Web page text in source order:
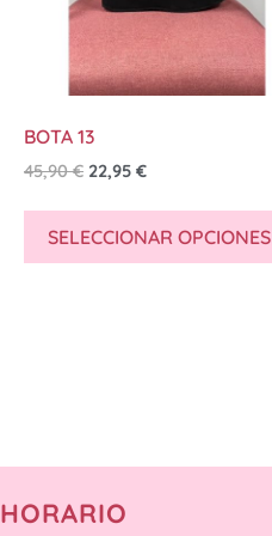
BOTA 13
45,90€ 22,95 €
SELECCIONAR OPCIONES
HORARIO